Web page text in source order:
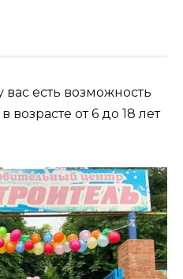
есть возможность
возрасте от 6 до 18 лет